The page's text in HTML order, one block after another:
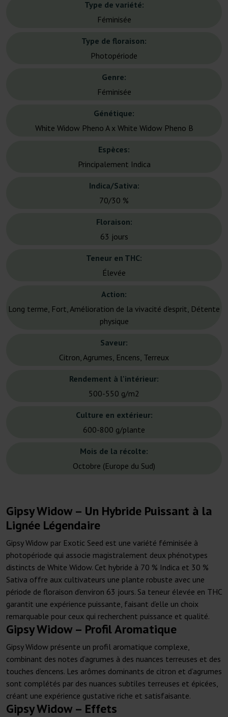
Type de variété:
Féminisée
Type de floraison:
Photopériode
Genre:
Féminisée
Génétique:
White Widow Pheno A x White Widow Pheno B
Espèces:
Principalement Indica
Indica/Sativa:
70/30 %
Floraison:
63 jours
Teneur en THC:
Élevée
Action:
Long terme, Fort, Amélioration de la vivacité d'esprit, Détente
physique
Saveur:
Citron, Agrumes, Encens, Terreux
Rendement à l'intérieur:
500-550 g/m2
Culture en extérieur:
600-800 g/plante
Mois de la récolte:
Octobre (Europe du Sud)
Gipsy Widow – Un Hybride Puissant à la
Lignée Légendaire
Gipsy Widow par Exotic Seed est une variété féminisée à
photopériode qui associe magistralement deux phénotypes
distincts de White Widow. Cet hybride à 70 % Indica et 30 %
Sativa offre aux cultivateurs une plante robuste avec une
période de floraison d’environ 63 jours. Sa teneur élevée en THC
garantit une expérience puissante, faisant d’elle un choix
remarquable pour ceux qui recherchent puissance et qualité.
Gipsy Widow – Profil Aromatique
Gipsy Widow présente un profil aromatique complexe,
combinant des notes d’agrumes à des nuances terreuses et des
touches d’encens. Les arômes dominants de citron et d’agrumes
sont complétés par des nuances subtiles terreuses et épicées,
créant une expérience gustative riche et satisfaisante.
Gipsy Widow – Effets